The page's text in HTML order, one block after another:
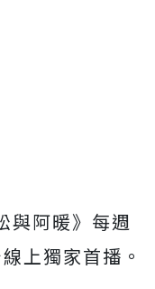
阿暖》 每週
上獨家首播。